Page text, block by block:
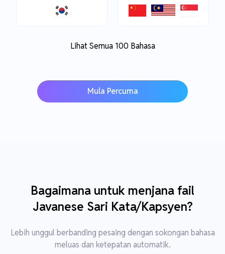
Lihat Semua 100 Bahasa
Mula Percuma
Bagaimana untuk menjana fail
Javanese Sari Kata/Kapsyen?
Lebih unggul berbanding pesaing dengan sokongan bahasa
meluas dan ketepatan automatik.